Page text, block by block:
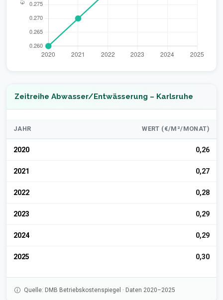
Zeitreihe Abwasser/Entwässerung – Karlsruhe
JAHR WERT (€/M²/MONAT)
2020 0,26
2021 0,27
2022 0,28
2023 0,29
2024 0,29
2025 0,30
Quelle: DMB Betriebskostenspiegel · Daten 2020–2025